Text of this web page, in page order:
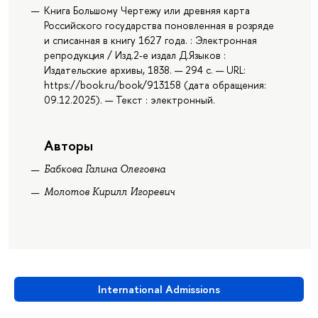
International Admissions
Книга Большому Чертежу или древняя карта
Российского государства поновленная в розряде
и списанная в книгу 1627 года. : Электронная
репродукция / Изд.2-е издал Д.Языков :
Издательские архивы, 1838. — 294 с. — URL:
https://book.ru/book/913158 (дата обращения:
09.12.2025). — Текст : электронный.
Авторы
Бабкова Галина Олеговна
Молотов Кирилл Игоревич